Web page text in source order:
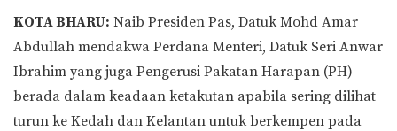
KOTA BHARU: Naib Presiden Pas, Datuk Mohd Amar
Abdullah mendakwa Perdana Menteri, Datuk Seri Anwar
Ibrahim yang juga Pengerusi Pakatan Harapan (PH)
berada dalam keadaan ketakutan apabila sering dilihat
turun ke Kedah dan Kelantan untuk berkempen pada